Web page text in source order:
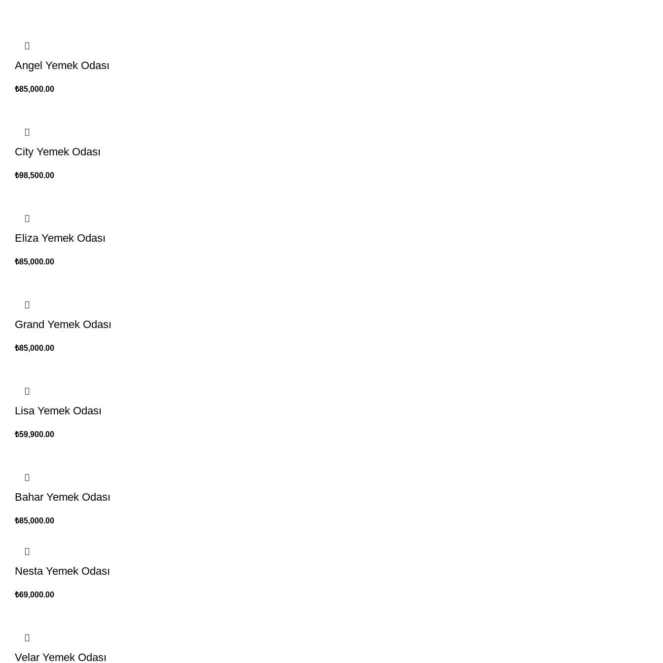
Angel Yemek Odası
₺85,000.00
City Yemek Odası
₺98,500.00
Eliza Yemek Odası
₺85,000.00
Grand Yemek Odası
₺85,000.00
Lisa Yemek Odası
₺59,900.00
Bahar Yemek Odası
₺85,000.00
Nesta Yemek Odası
₺69,000.00
Velar Yemek Odası